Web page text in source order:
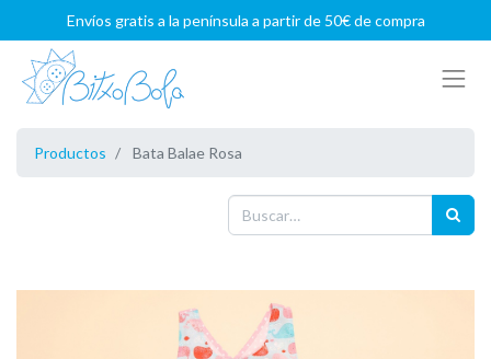
Envíos gratis a la península a partir de 50€ de compra
Productos Bata Balae Rosa